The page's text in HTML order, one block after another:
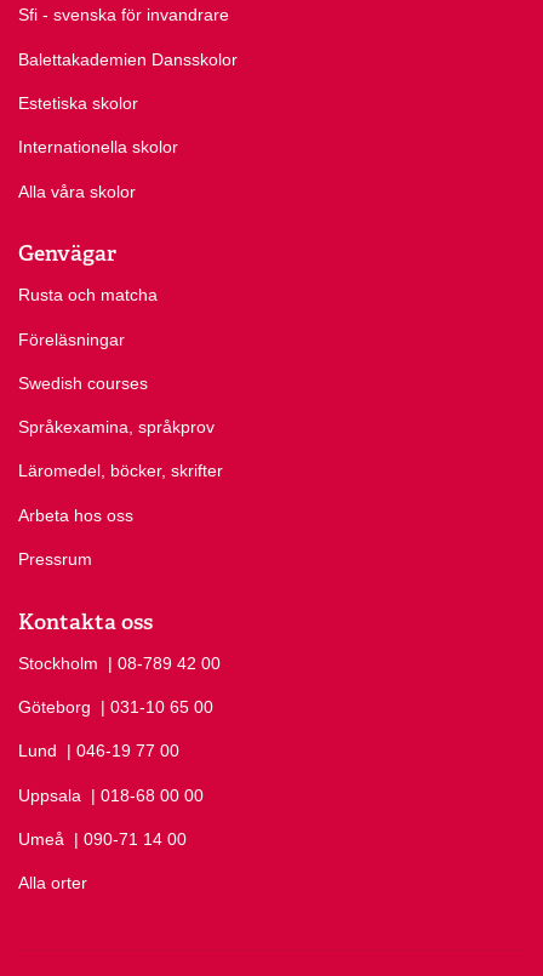
Sfi - svenska för invandrare
Balettakademien Dansskolor
Estetiska skolor
Internationella skolor
Alla våra skolor
Genvägar
Rusta och matcha
Föreläsningar
Swedish courses
Språkexamina, språkprov
Läromedel, böcker, skrifter
Arbeta hos oss
Pressrum
Kontakta oss
Stockholm Ring Stockholm på
| 08-789 42 00
Göteborg Ring Göteborg på
| 031-10 65 00
Lund Ring Lund på
| 046-19 77 00
Uppsala Ring Uppsala på
| 018-68 00 00
Umeå Ring Umeå på
| 090-71 14 00
Alla orter